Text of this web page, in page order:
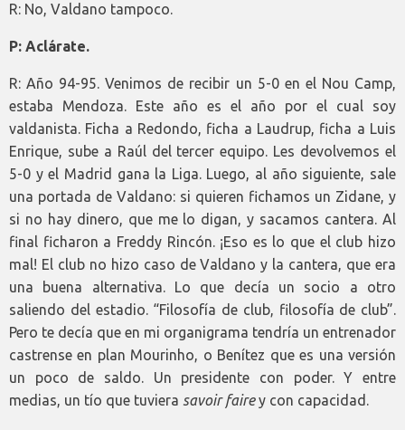
R: No, Valdano tampoco.
P: Aclárate.
R: Año 94-95. Venimos de recibir un 5-0 en el Nou Camp,
estaba Mendoza. Este año es el año por el cual soy
valdanista. Ficha a Redondo, ficha a Laudrup, ficha a Luis
Enrique, sube a Raúl del tercer equipo. Les devolvemos el
5-0 y el Madrid gana la Liga. Luego, al año siguiente, sale
una portada de Valdano: si quieren fichamos un Zidane, y
si no hay dinero, que me lo digan, y sacamos cantera. Al
final ficharon a Freddy Rincón. ¡Eso es lo que el club hizo
mal! El club no hizo caso de Valdano y la cantera, que era
una buena alternativa. Lo que decía un socio a otro
saliendo del estadio. “Filosofía de club, filosofía de club”.
Pero te decía que en mi organigrama tendría un entrenador
castrense en plan Mourinho, o Benítez que es una versión
un poco de saldo. Un presidente con poder. Y entre
medias, un tío que tuviera savoir fairey con capacidad.